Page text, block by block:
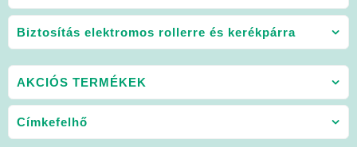
Biztosítás elektromos rollerre és kerékpárra
AKCIÓS TERMÉKEK
Címkefelhő